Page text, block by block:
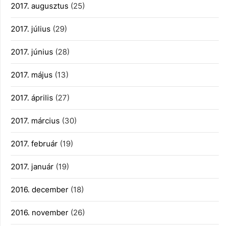
2017. augusztus (25)
2017. július (29)
2017. június (28)
2017. május (13)
2017. április (27)
2017. március (30)
2017. február (19)
2017. január (19)
2016. december (18)
2016. november (26)